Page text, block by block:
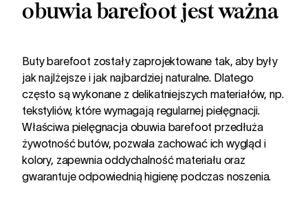
obuwia barefoot jest ważna
Buty barefoot zostały zaprojektowane tak, aby były
jak najlżejsze i jak najbardziej naturalne. Dlatego
często są wykonane z delikatniejszych materiałów, np.
tekstyliów, które wymagają regularnej pielęgnacji.
Właściwa pielęgnacja obuwia barefoot przedłuża
żywotność butów, pozwala zachować ich wygląd i
kolory, zapewnia oddychalność materiału oraz
gwarantuje odpowiednią higienę podczas noszenia.